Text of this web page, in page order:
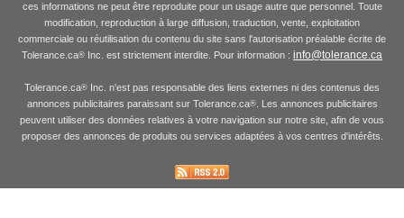
ces informations ne peut être reproduite pour un usage autre que personnel. Toute
modification, reproduction à large diffusion, traduction, vente, exploitation
commerciale ou réutilisation du contenu du site sans l'autorisation préalable écrite de
Tolerance.ca® Inc. est strictement interdite. Pour information : info@tolerance.ca
Tolerance.ca® Inc. n'est pas responsable des liens externes ni des contenus des
annonces publicitaires paraissant sur Tolerance.ca®. Les annonces publicitaires
peuvent utiliser des données relatives à votre navigation sur notre site, afin de vous
proposer des annonces de produits ou services adaptées à vos centres d'intérêts.